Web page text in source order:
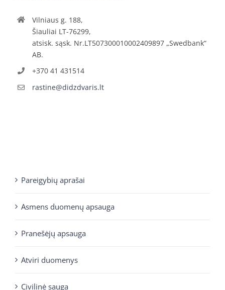
Vilniaus g. 188,
Šiauliai LT-76299,
atsisk. sąsk. Nr.LT507300010002409897 „Swedbank“
AB.
+370 41 431514
rastine@didzdvaris.lt
Pareigybių aprašai
Asmens duomenų apsauga
Pranešėjų apsauga
Atviri duomenys
Civilinė sauga